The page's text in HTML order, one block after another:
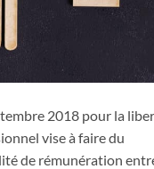
2018 pour la
vise à faire du
de rémunération